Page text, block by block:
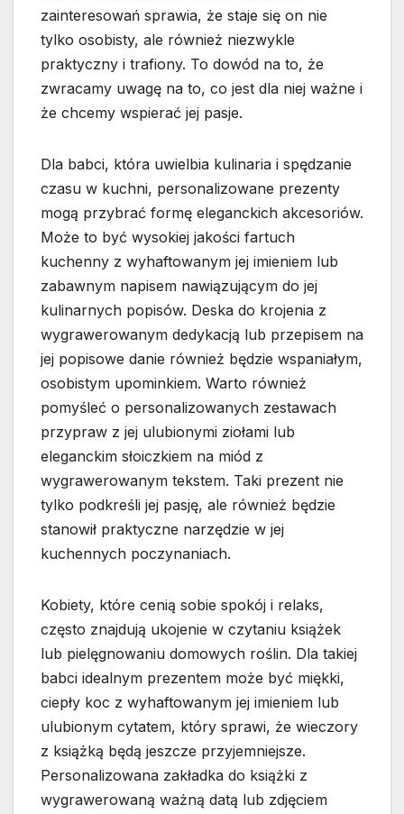
zainteresowań sprawia, że staje się on nie
tylko osobisty, ale również niezwykle
praktyczny i trafiony. To dowód na to, że
zwracamy uwagę na to, co jest dla niej ważne i
że chcemy wspierać jej pasje.
Dla babci, która uwielbia kulinaria i spędzanie
czasu w kuchni, personalizowane prezenty
mogą przybrać formę eleganckich akcesoriów.
Może to być wysokiej jakości fartuch
kuchenny z wyhaftowanym jej imieniem lub
zabawnym napisem nawiązującym do jej
kulinarnych popisów. Deska do krojenia z
wygrawerowanym dedykacją lub przepisem na
jej popisowe danie również będzie wspaniałym,
osobistym upominkiem. Warto również
pomyśleć o personalizowanych zestawach
przypraw z jej ulubionymi ziołami lub
eleganckim słoiczkiem na miód z
wygrawerowanym tekstem. Taki prezent nie
tylko podkreśli jej pasję, ale również będzie
stanowił praktyczne narzędzie w jej
kuchennych poczynaniach.
Kobiety, które cenią sobie spokój i relaks,
często znajdują ukojenie w czytaniu książek
lub pielęgnowaniu domowych roślin. Dla takiej
babci idealnym prezentem może być miękki,
ciepły koc z wyhaftowanym jej imieniem lub
ulubionym cytatem, który sprawi, że wieczory
z książką będą jeszcze przyjemniejsze.
Personalizowana zakładka do książki z
wygrawerowaną ważną datą lub zdjęciem